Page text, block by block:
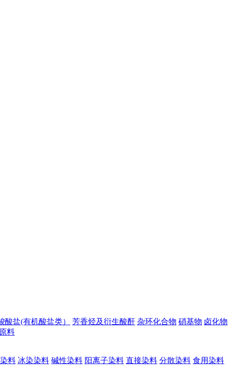
酸盐(有机酸盐类） 芳香烃及衍生酸酐 杂环化合物 硝基物 卤化物
料
料 冰染染料 碱性染料 阳离子染料 直接染料 分散染料 食用染料